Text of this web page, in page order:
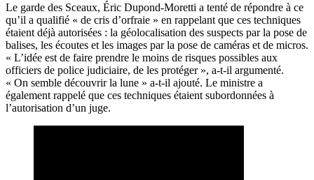
Le garde des Sceaux, Éric Dupond-Moretti a tenté de répondre à ce
qu’il a qualifié « de cris d’orfraie » en rappelant que ces techniques
étaient déjà autorisées : la géolocalisation des suspects par la pose de
balises, les écoutes et les images par la pose de caméras et de micros.
« L’idée est de faire prendre le moins de risques possibles aux
officiers de police judiciaire, de les protéger », a-t-il argumenté.
« On semble découvrir la lune » a-t-il ajouté. Le ministre a
également rappelé que ces techniques étaient subordonnées à
l’autorisation d’un juge.